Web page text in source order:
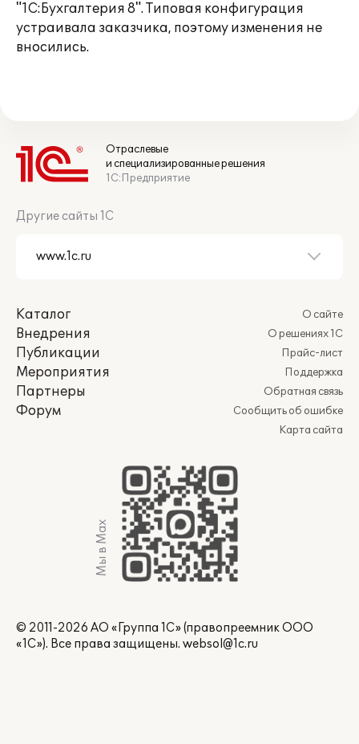
"1С:Бухгалтерия 8". Типовая конфигурация
устраивала заказчика, поэтому изменения не
вносились.
Отраслевые
и специализированные решения
1С:Предприятие
Другие сайты 1С
Каталог
Внедрения
Публикации
Мероприятия
Партнеры
Форум
О сайте
О решениях 1С
Прайс-лист
Поддержка
Обратная связь
Сообщить об ошибке
Карта сайта
Мы в Max
© 2011-2026 АО «Группа 1С» (правопреемник ООО
«1С»). Все права защищены. websol@1c.ru